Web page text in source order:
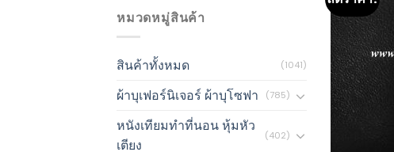
หมวดหมู่สินค้า
สินค้าทั้งหมด (1041)
ผ้าบุเฟอร์นิเจอร์ ผ้าบุโซฟา (785)
หนังเทียมทำที่นอน หุ้มหัว
เตียง
(402)